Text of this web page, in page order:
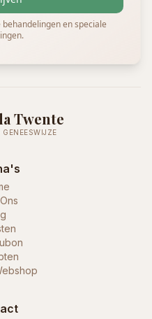
en speciale
Twente